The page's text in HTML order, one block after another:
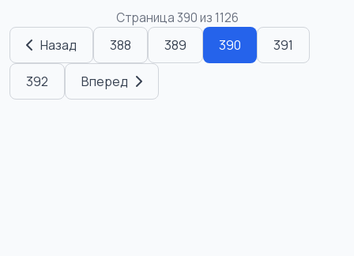
Страница 390 из 1126
Назад 388 389 390 391
392 Вперед